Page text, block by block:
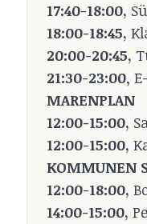
17:40-18:00,
18:00-18:45,
20:00-20:45,
21:30-23:00,
MARENPLAN
12:00-15:00,
12:00-15:00,
KOMMUNEN
12:00-18:00,
14:00-15:00,